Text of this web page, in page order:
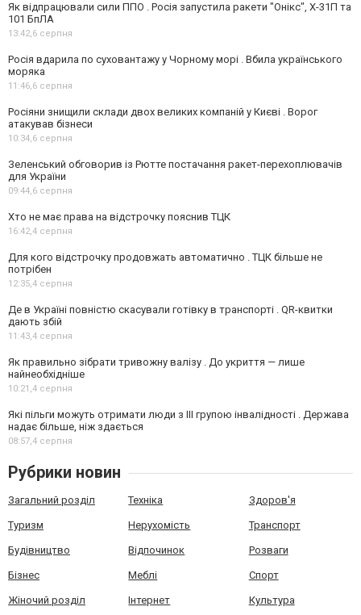
Як відпрацювали сили ППО . Росія запустила ракети "Онікс", Х-31П та
101 БпЛА
13:42,6 серпня
Росія вдарила по суховантажу у Чорному морі . Вбила українського
моряка
11:46,6 серпня
Росіяни знищили склади двох великих компаній у Києві . Ворог
атакував бізнеси
10:34,6 серпня
Зеленський обговорив із Рютте постачання ракет-перехоплювачів
для України
09:44,6 серпня
Хто не має права на відстрочку пояснив ТЦК
16:42,4 серпня
Для кого відстрочку продовжать автоматично . ТЦК більше не
потрібен
12:35,4 серпня
Де в Україні повністю скасували готівку в транспорті . QR-квитки
дають збій
11:43,4 серпня
Як правильно зібрати тривожну валізу . До укриття — лише
найнеобхідніше
10:21,4 серпня
Які пільги можуть отримати люди з III групою інвалідності . Держава
надає більше, ніж здається
08:57,4 серпня
Рубрики новин
Загальний розділ Техніка Здоров'я
Туризм Нерухомість Транспорт
Будівництво Відпочинок Розваги
Бізнес Меблі Спорт
Жіночий розділ Інтернет Культура